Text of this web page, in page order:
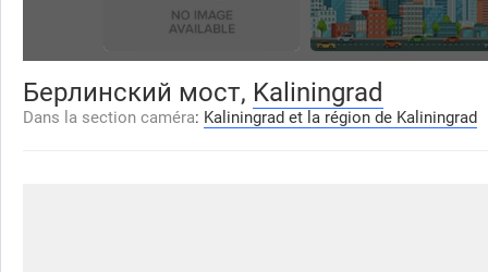
Берлинский мост, Kaliningrad
Dans la section caméra: Kaliningrad et la région de Kaliningrad